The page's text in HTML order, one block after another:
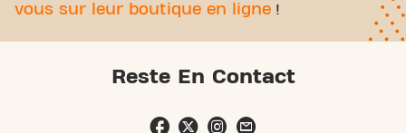
vous sur leur boutique en ligne !
Reste En Contact